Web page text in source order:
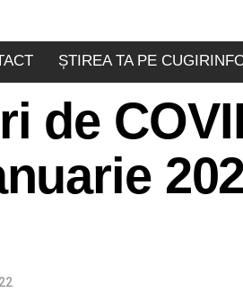
ȘTIREA TA PE
de